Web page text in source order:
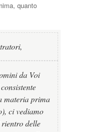
quanto
da Voi
materia prima
ci vediamo
delle